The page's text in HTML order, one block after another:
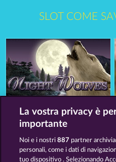
SLOT COME
La vostra privacy è
importante
Noi e i nostri887 partner
personali, come i dati di
tuo dispositivo . Selezionando